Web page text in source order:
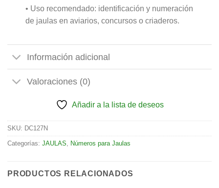
• Uso recomendado: identificación y numeración
de jaulas en aviarios, concursos o criaderos.
Información adicional
Valoraciones (0)
Añadir a la lista de deseos
SKU: DC127N
Categorías: JAULAS, Números para Jaulas
PRODUCTOS RELACIONADOS